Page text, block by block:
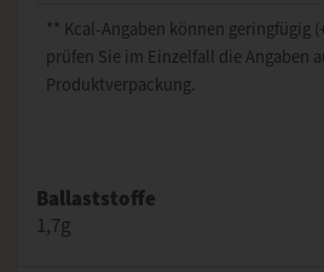
** Kcal-Angaben können geringfügig
prüfen Sie im Einzelfall die Angaben
Produktverpackung.
Ballaststoffe
1,7g